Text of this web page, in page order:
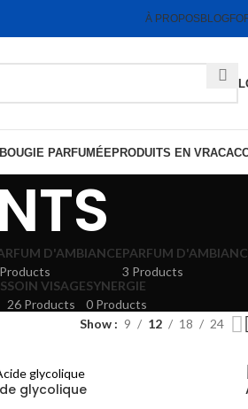
À PROPOSBLOG
BOUGIE PARFUMÉEPRODUITS EN VRAC
D'AMBIANCEPARFUM
3 Products
SOIN VISAGE
26 Products
SYNERGIE
0 Products
Show 9 12 18 24
glycolique